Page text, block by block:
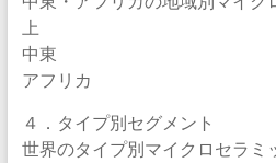
上
中東
アフリカ
４．タイプ別セグメント
世界のタイプ別マイクロセラミ